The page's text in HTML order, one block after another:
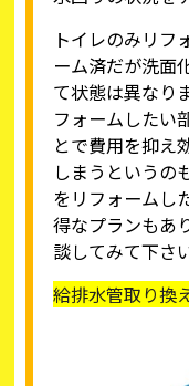
トイレのみリフ
ーム済だが洗面
て状態は異なり
フォームしたい
とで費用を抑え
しまうというの
をリフォームし
得なプランもあ
談してみて下さ
給排水管取り換